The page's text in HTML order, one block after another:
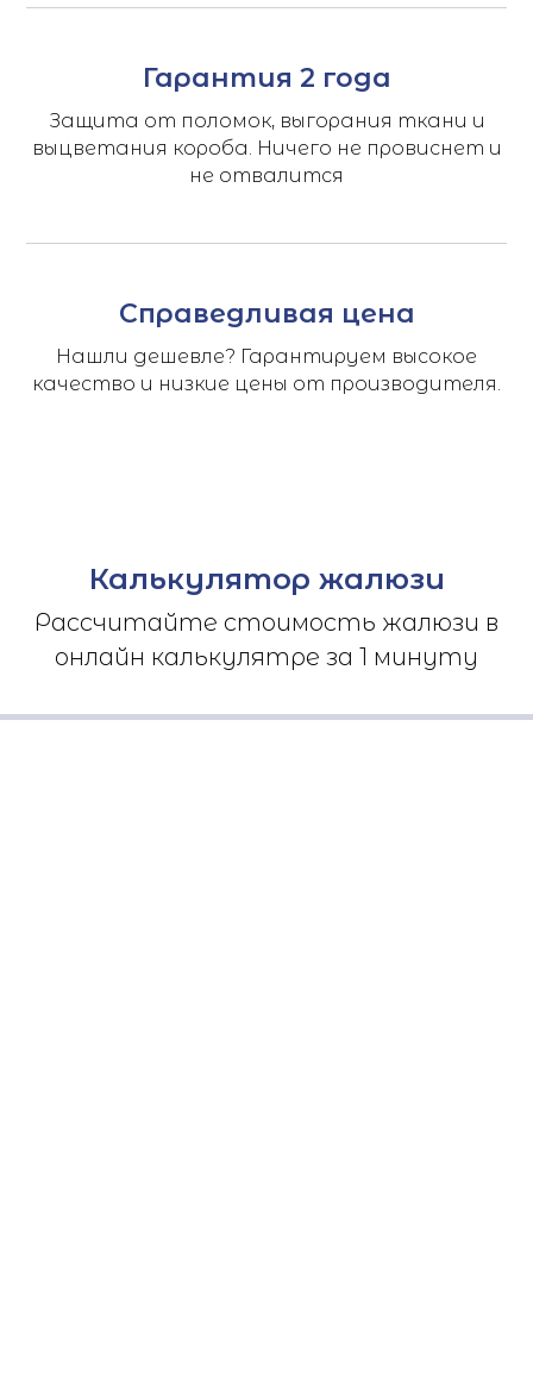
Гарантия 2 года
Защита от поломок, выгорания ткани и
выцветания короба. Ничего не провиснет и
не отвалится
Справедливая цена
Нашли дешевле? Гарантируем высокое
качество и низкие цены от производителя.
Калькулятор жалюзи
Рассчитайте стоимость жалюзи в
онлайн калькулятре за 1 минуту